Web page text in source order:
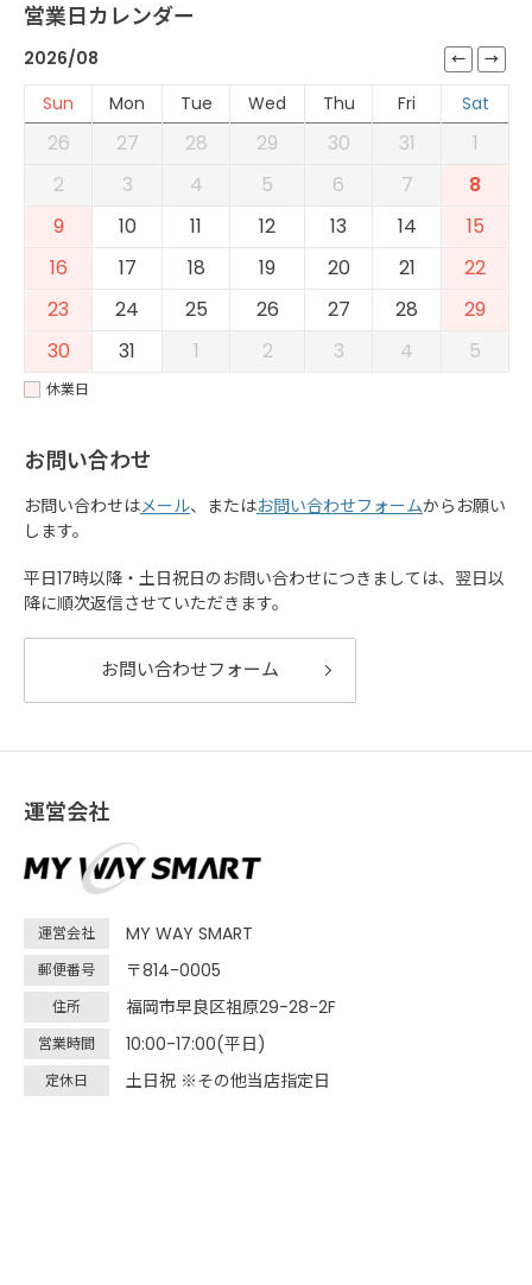
営業日カレンダー
2026/08
Sun
Mon Tue Wed Thu Fri Sat
26 27 28 29 30 31
1
2
3 4 5 6 7
8
9
10 11 12 13 14
15
16
17 18 19 20 21
22
23
24 25 26 27 28
29
30
31 1 2 3 4 5
休業日
お問い合わせ
お問い合わせはメール、またはお問い合わせフォームからお願い
します。
平日17時以降・土日祝日のお問い合わせにつきましては、翌日以
降に順次返信させていただきます。
お問い合わせフォーム
運営会社
運営会社 MY WAY SMART
郵便番号 〒814-0005
住所 福岡市早良区祖原29-28-2F
営業時間 10:00-17:00(平日)
定休日 土日祝 ※その他当店指定日